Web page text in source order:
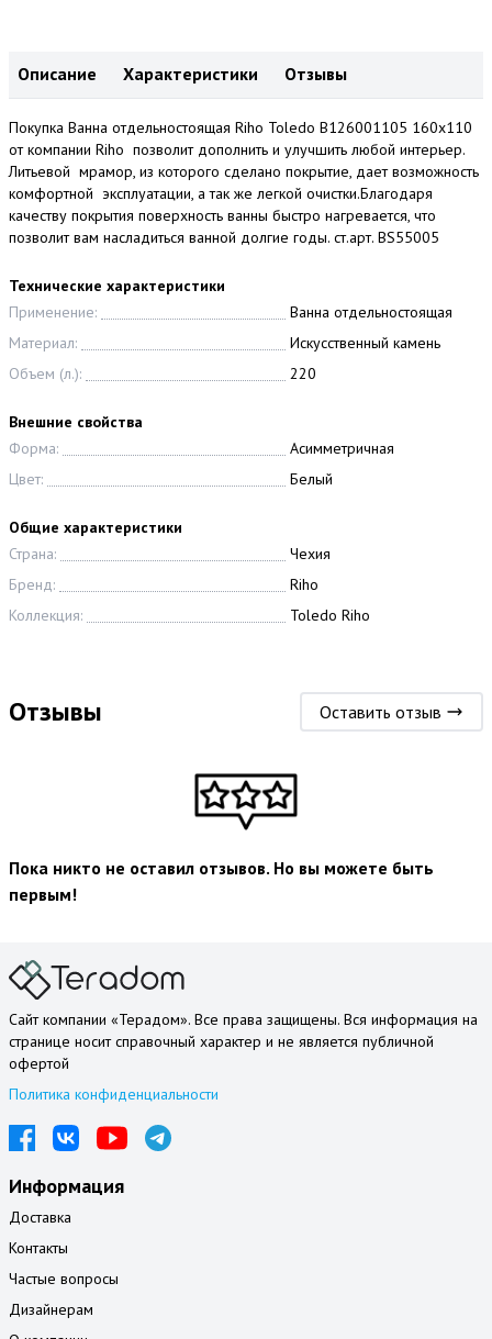
Описание Характеристики Отзывы
Покупка Ванна отдельностоящая Riho Toledo B126001105 160x110
от компании Riho позволит дополнить и улучшить любой интерьер.
Литьевой мрамор, из которого сделано покрытие, дает возможность
комфортной эксплуатации, а так же легкой очистки.Благодаря
качеству покрытия поверхность ванны быстро нагревается, что
позволит вам насладиться ванной долгие годы. ст.арт. BS55005
Технические характеристики
Применение:
Ванна отдельностоящая
Материал:
Искусственный камень
Объем (л.):
220
Внешние свойства
Форма:
Асимметричная
Цвет:
Белый
Общие характеристики
Страна:
Чехия
Бренд:
Riho
Коллекция:
Toledo Riho
Отзывы Оставить отзыв
Пока никто не оставил отзывов. Но вы можете быть
первым!
Сайт компании «Терадом». Все права защищены. Вся информация на
странице носит справочный характер и не является публичной
офертой
Политика конфиденциальности
Информация
Доставка
Контакты
Частые вопросы
Дизайнерам